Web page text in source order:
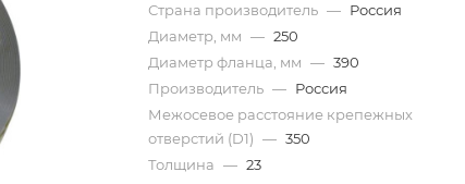
Страна производитель — Россия
Диаметр, мм — 250
Диаметр фланца, мм — 390
Производитель — Россия
Межосевое расстояние крепежных
отверстий (D1) — 350
Толщина — 23